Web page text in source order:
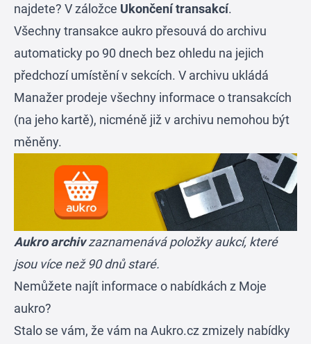
najdete? V záložce Ukončení transakcí.
Všechny transakce aukro přesouvá do archivu
automaticky po 90 dnech bez ohledu na jejich
předchozí umístění v sekcích. V archivu ukládá
Manažer prodeje všechny informace o transakcích
(na jeho kartě), nicméně již v archivu nemohou být
měněny.
Aukro archivzaznamenává položky aukcí, které
jsou více než 90 dnů staré.
Nemůžete najít informace o nabídkách z Moje
aukro?
Stalo se vám, že vám na Aukro.cz zmizely nabídky